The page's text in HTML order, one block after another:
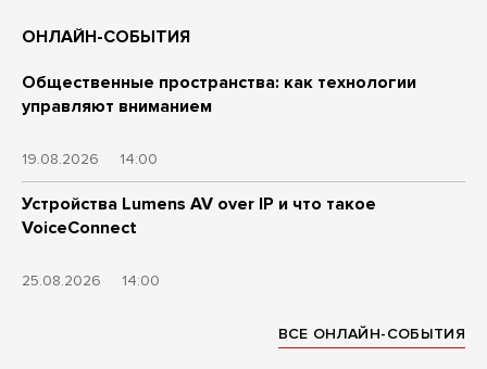
ОНЛАЙН-СОБЫТИЯ
Общественные пространства: как технологии
управляют вниманием
19.08.2026 14:00
Устройства Lumens AV over IP и что такое
VoiceConnect
25.08.2026 14:00
ВСЕ ОНЛАЙН-СОБЫТИЯ